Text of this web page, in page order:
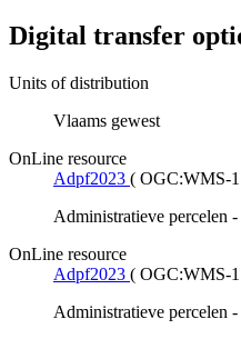
Digital transfer
Units of distribution
Vlaams gewest
OnLine resource
Adpf2023 ( OGC:WMS-
Administratieve percelen
OnLine resource
Adpf2023 ( OGC:WMS-
Administratieve percelen